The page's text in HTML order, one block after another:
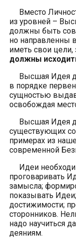
Вместо
из уровней –
должны быть
но направленны
иметь свои цели,
должны
Высшая Идея
в порядке
сущностью
освобождая
Высшая Идея
существующих
примерах из
современной
Идеи
проговаривать
замысла;
показывать
достижимости;
сторонников.
надо научиться
деяниям.